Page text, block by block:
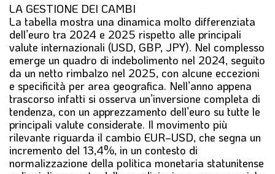
LA GESTIONE DEI CAMBI
La tabella mostra una dinamica molto differenziata
dell’euro tra 2024 e 2025 rispetto alle principali
valute internazionali (USD, GBP, JPY). Nel complesso
emerge un quadro di indebolimento nel 2024, seguito
da un netto rimbalzo nel 2025, con alcune eccezioni
e specificità per area geografica. Nell’anno appena
trascorso infatti si osserva un’inversione completa di
tendenza, con un apprezzamento dell’euro su tutte le
principali valute considerate. Il movimento più
rilevante riguarda il cambio EUR‑USD, che segna un
incremento del 13,4%, in un contesto di
normalizzazione della politica monetaria statunitense